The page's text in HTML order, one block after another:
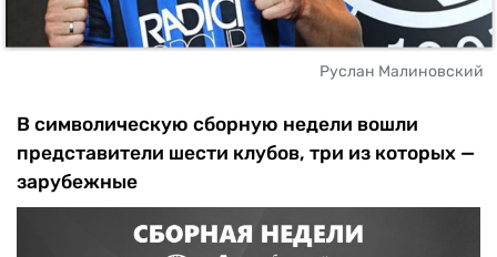
Руслан Малиновский
В символическую сборную недели вошли
представители шести клубов, три из которых —
зарубежные